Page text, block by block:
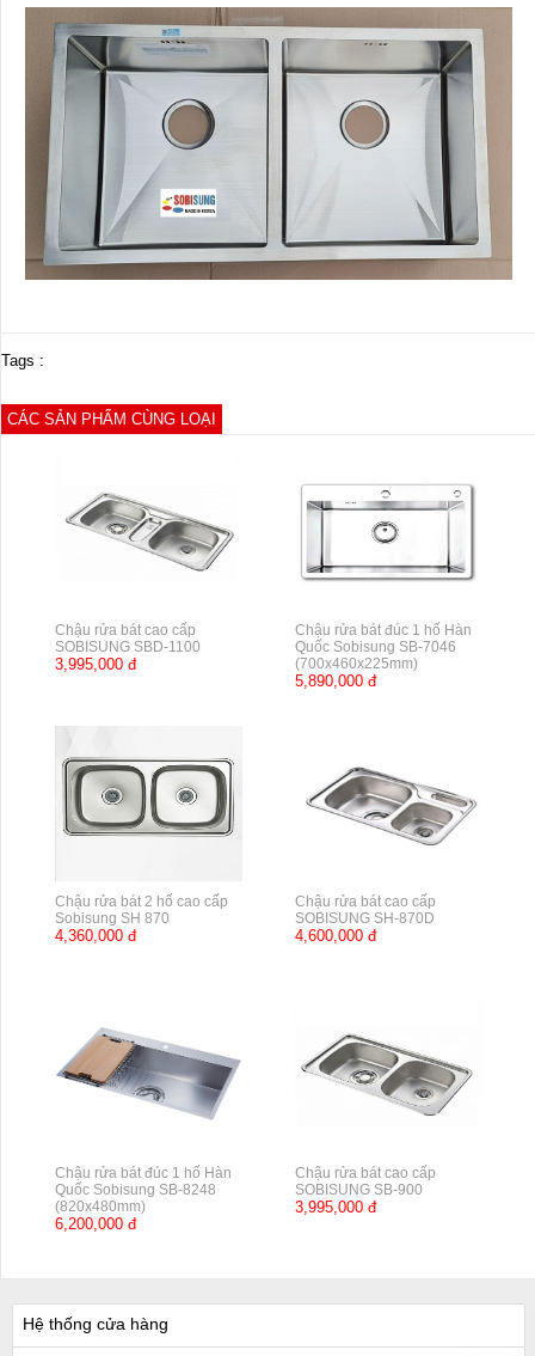
Tags :
CÁC SẢN PHẨM CÙNG LOẠI
Chậu rửa bát cao cấp
SOBISUNG SBD-1100
3,995,000 đ
Chậu rửa bát đúc 1 hố Hàn
Quốc Sobisung SB-7046
(700x460x225mm)
5,890,000 đ
Chậu rửa bát 2 hố cao cấp
Sobisung SH 870
4,360,000 đ
Chậu rửa bát cao cấp
SOBISUNG SH-870D
4,600,000 đ
Chậu rửa bát đúc 1 hố Hàn
Quốc Sobisung SB-8248
(820x480mm)
6,200,000 đ
Chậu rửa bát cao cấp
SOBISUNG SB-900
3,995,000 đ
Hệ thống cửa hàng